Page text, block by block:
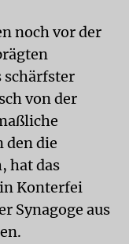
noch vor der
von der
den die
hat das
Konterfei
Synagoge aus